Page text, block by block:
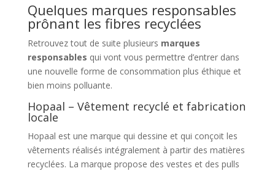
Quelques marques responsables
prônant les fibres recyclées
Retrouvez tout de suite plusieurs marques
responsables qui vont vous permettre d’entrer dans
une nouvelle forme de consommation plus éthique et
bien moins polluante.
Hopaal – Vêtement recyclé et fabrication
locale
Hopaal est une marque qui dessine et qui conçoit les
vêtements réalisés intégralement à partir des matières
recyclées. La marque propose des vestes et des pulls